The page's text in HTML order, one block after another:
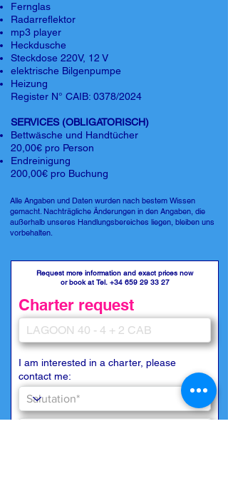
Fernglas
Radarreflektor
mp3 player
Heckdusche
Steckdose 220V, 12 V
elektrische Bilgenpumpe
Heizung
Register N° CAIB: 0378/2024
SERVICES (OBLIGATORISCH)
Bettwäsche und Handtücher
20,00€ pro Person
Endreinigung
200,00€ pro Buchung
Alle Angaben und Daten wurden nach bestem Wissen
gemacht. Nachträgliche Änderungen in den Angaben, die
außerhalb unseres Handlungsbereiches liegen, bleiben uns
vorbehalten.
Request more information and exact prices now
or book at Tel. +34 659 29 33 27
Charter request
I am interested in a charter, please
contact me: